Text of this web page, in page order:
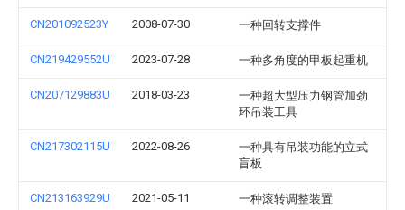
CN201092523Y 2008-07-30 一种回转支撑件
CN219429552U 2023-07-28 一种多角度的甲板起重机
CN207129883U 2018-03-23
一种超大型压力钢管加劲
环吊装工具
CN217302115U 2022-08-26
一种具有吊装功能的立式
盲板
CN213163929U 2021-05-11 一种滚转调整装置